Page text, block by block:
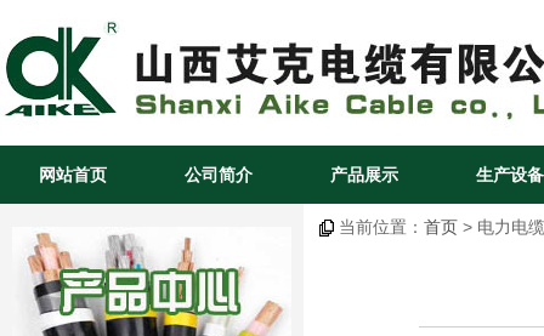
网站首页 公司简介 产品展示 生产设备
当前位置： 首页 > 电力电